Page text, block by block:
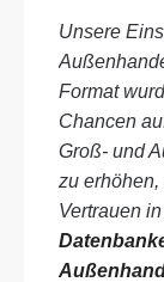
Unsere
Format
Chancen
Groß- und
zu
Vertrauen